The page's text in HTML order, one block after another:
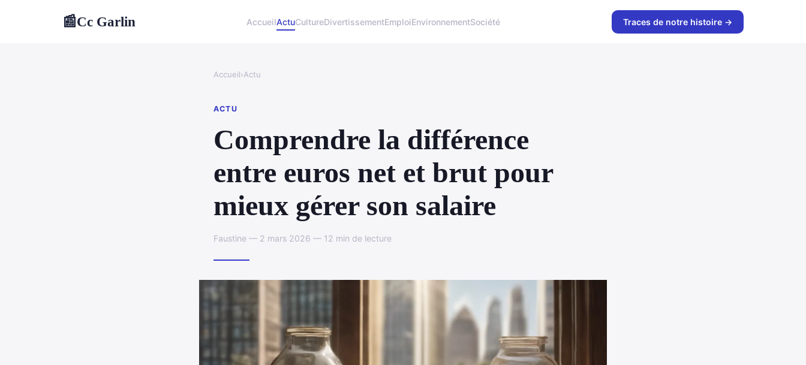
📰Cc Garlin AccueilActuCultureDivertissementEmploiEnvironnementSociété Traces de notre histoire →
Accueil›Actu
ACTU
Comprendre la différence
entre euros net et brut pour
mieux gérer son salaire
Faustine — 2 mars 2026 — 12 min de lecture